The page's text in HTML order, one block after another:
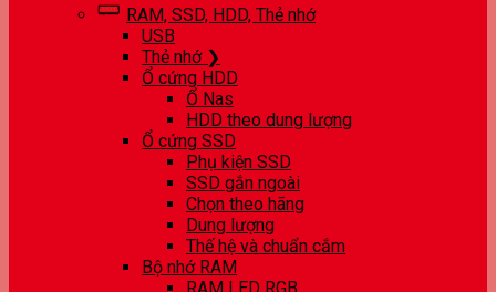
RAM, SSD, HDD, Thẻ nhớ
USB
Thẻ nhớ ❯
Ổ cứng HDD
Ổ Nas
HDD theo dung lượng
Ổ cứng SSD
Phụ kiện SSD
SSD gắn ngoài
Chọn theo hãng
Dung lượng
Thế hệ và chuẩn cắm
Bộ nhớ RAM